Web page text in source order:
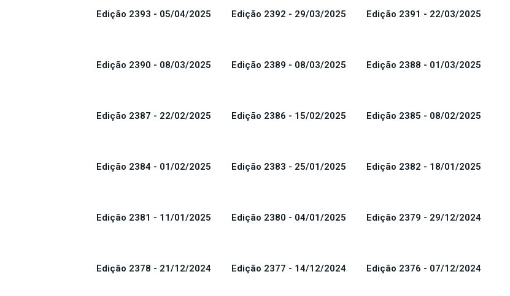
Edição 2393 - 05/04/2025 Edição 2392 - 29/03/2025 Edição 2391 - 22/03/2025
Edição 2390 - 08/03/2025 Edição 2389 - 08/03/2025 Edição 2388 - 01/03/2025
Edição 2387 - 22/02/2025 Edição 2386 - 15/02/2025 Edição 2385 - 08/02/2025
Edição 2384 - 01/02/2025 Edição 2383 - 25/01/2025 Edição 2382 - 18/01/2025
Edição 2381 - 11/01/2025 Edição 2380 - 04/01/2025 Edição 2379 - 29/12/2024
Edição 2378 - 21/12/2024 Edição 2377 - 14/12/2024 Edição 2376 - 07/12/2024